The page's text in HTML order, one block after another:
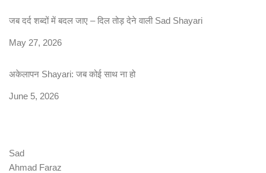
जब दर्द शब्दों में बदल जाए – दिल तोड़ देने वाली Sad Shayari
Date
May 27, 2026
अकेलापन Shayari: जब कोई साथ ना हो
Date
June 5, 2026
Sad
Ahmad Faraz